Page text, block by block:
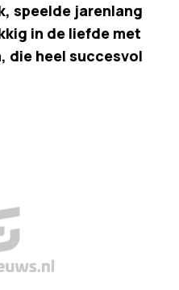
speelde jarenlang
in de liefde met
die heel succesvol